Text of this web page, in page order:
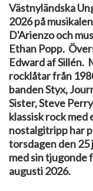
Västnyländska
2026 på
D'Arienzo och
Ethan Popp.
Edward af Sillén.
rocklåtar från
banden Styx,
Sister, Steve
klassisk rock med
nostalgitripp har
torsdagen den 25
med sin tjugonde
augusti 2026.